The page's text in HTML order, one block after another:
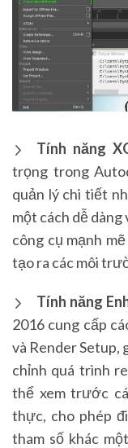
Tính năng
trọng trong
quản lý chi tiết
một cách dễ
công cụ mạnh
tạo ra các môi
Tính năng
2016 cung cấp
và Render Setup,
chỉnh quá trình
thể xem trước
thực, cho phép
tham số khác